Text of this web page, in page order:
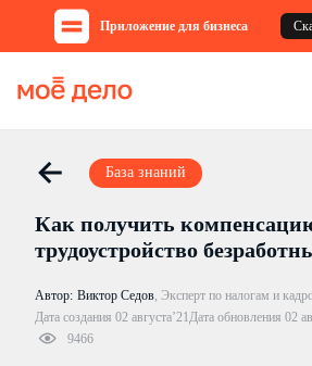
Приложение для бизнеса
База знаний
Как получить
трудоустройство
Автор: Виктор Седов, Эксперт по налогам и
Дата создания 02 августа’21Дата обновления 02
9466